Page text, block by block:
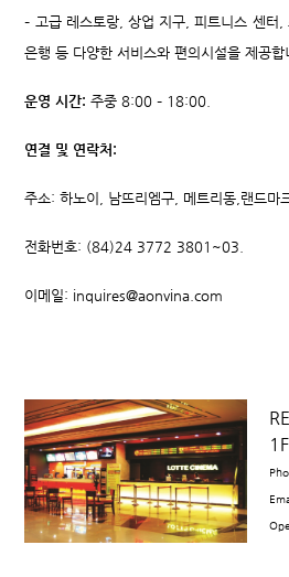
– 고급 레스토랑, 상업 지구, 피트니스 센터,
은행 등 다양한 서비스와 편의시설을 제공합
운영 시간:주중 8:00 – 18:00.
연결 및 연락처:
주소: 하노이, 남뜨리엠구, 메트리동,랜드마
전화번호: (84)24 3772 3801~03.
이메일: inquires@aonvina.com